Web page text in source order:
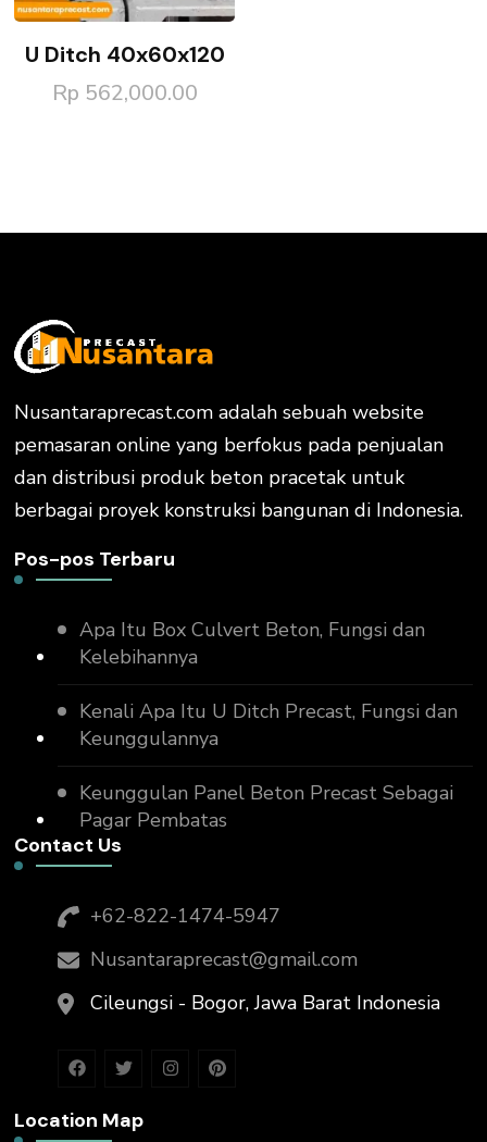
U Ditch 40x60x120
Rp 562,000.00
Nusantaraprecast.com adalah sebuah website
pemasaran online yang berfokus pada penjualan
dan distribusi produk beton pracetak untuk
berbagai proyek konstruksi bangunan di Indonesia.
Pos-pos Terbaru
Apa Itu Box Culvert Beton, Fungsi dan
Kelebihannya
Kenali Apa Itu U Ditch Precast, Fungsi dan
Keunggulannya
Keunggulan Panel Beton Precast Sebagai
Pagar Pembatas
Contact Us
+62-822-1474-5947
Nusantaraprecast@gmail.com
Cileungsi - Bogor, Jawa Barat Indonesia
Location Map